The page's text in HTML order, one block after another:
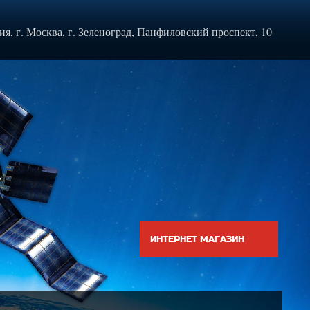
г. Москва, г. Зеленоград, Панфиловский проспект, 10
ИНТЕРНЕТ МАГАЗИН